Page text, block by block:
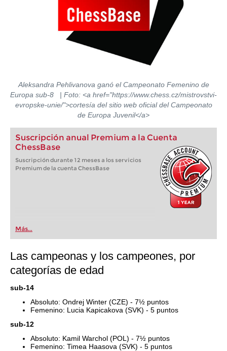
Aleksandra Pehlivanova ganó el Campeonato Femenino de
Europa sub-8 | Foto: <a href="https://www.chess.cz/mistrovstvi-
evropske-unie/">cortesía del sitio web oficial del Campeonato
de Europa Juvenil</a>
Suscripción anual Premium a la Cuenta
ChessBase
Suscripción durante 12 meses a los servicios
Premium de la cuenta ChessBase
Más...
Las campeonas y los campeones, por
categorías de edad
sub-14
Absoluto: Ondrej Winter (CZE) - 7½ puntos
Femenino: Lucia Kapicakova (SVK) - 5 puntos
sub-12
Absoluto: Kamil Warchol (POL) - 7½ puntos
Femenino: Timea Haasova (SVK) - 5 puntos